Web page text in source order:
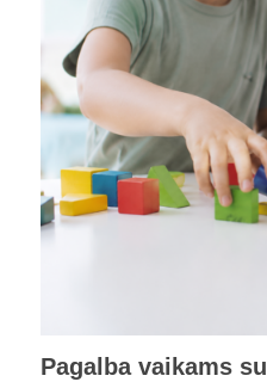
Pagalba vaikams